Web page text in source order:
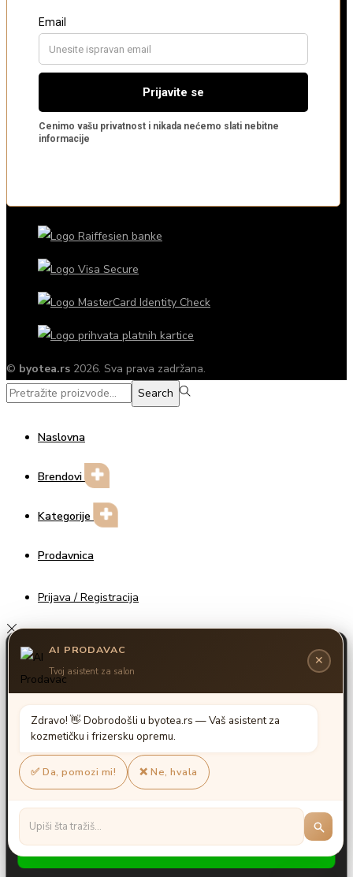
© byotea.rs 2026. Sva prava zadržana.
Search
Search
Naslovna
Brendovi
Kategorije
Prodavnica
Prijava / Registracija
Unesite za pretragu
Search
for:>
Shopping cart
Nema proizvoda u korpi.